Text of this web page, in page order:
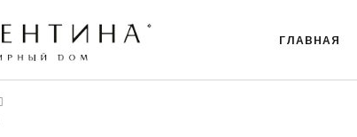
ГЛАВНАЯ